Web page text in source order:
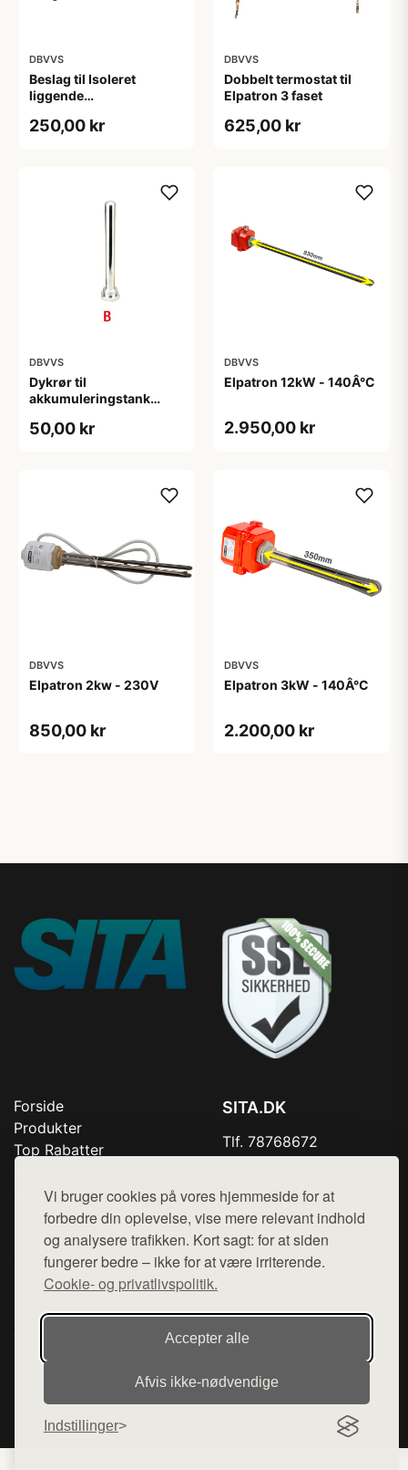
Vi bruger cookies på vores hjemmeside for at
forbedre din oplevelse, vise mere relevant indhold
og analysere trafikken. Kort sagt: for at siden
fungerer bedre – ikke for at være irriterende.
Cookie- og privatlivspolitik.
Accepter alle
Afvis ikke‑nødvendige
Indstillinger
DBVVS
Beslag til Isoleret
liggende
250,00 kr
DBVVS
Dobbelt termostat til
Elpatron 3 faset
625,00 kr
DBVVS
Dykrør til
akkumuleringstank
50,00 kr
DBVVS
Elpatron 12kW - 140Â°C
2.950,00 kr
DBVVS
Elpatron 2kw - 230V
850,00 kr
DBVVS
Elpatron 3kW - 140Â°C
2.200,00 kr
Forside
Produkter
Top Rabatter
Kontakt
SITA.DK
Tlf. 78768672
Cookie- og privatlivspolitik
Denne side er en del af want.dk, der udgiver en række
hjemmesider med præsentation af forskellige produkter fra
diverse webshops. Der sælges ikke varer fra denne side - vi
henviser til de shops, som sælger varen. Vi har heller ikke
varerne på lager.